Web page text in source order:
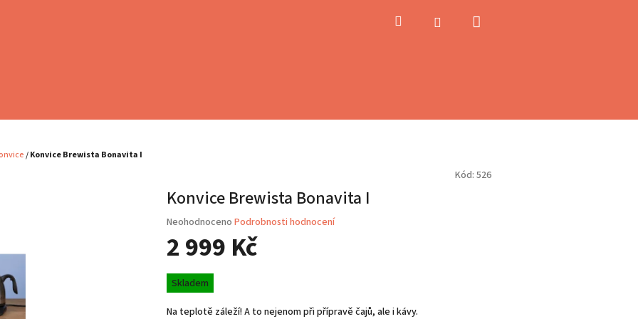
Hledat Přihlášení
/Konvice Brewista Bonavita I
Kód: 526
Konvice Brewista Bonavita I
Průměrné
produktu
0,0
z
5
Neohodnoceno Podrobnosti hodnocení
2 999 Kč
Měrná
cena:
Skladem
Na teplotě záleží! A to nejenom při přípravě čajů, ale i kávy.